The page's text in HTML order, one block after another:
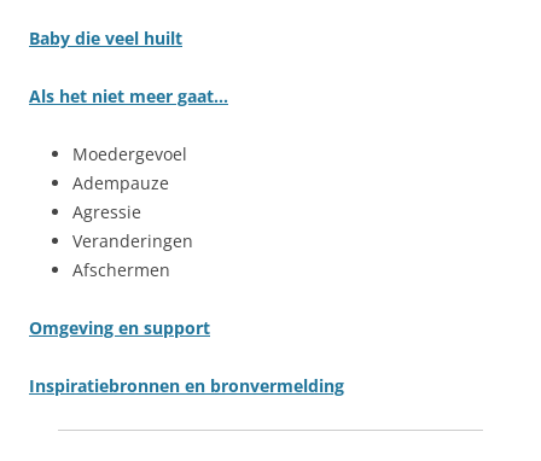
Baby die veel huilt
Als het niet meer gaat…
Moedergevoel
Adempauze
Agressie
Veranderingen
Afschermen
Omgeving en support
Inspiratiebronnen en bronvermelding